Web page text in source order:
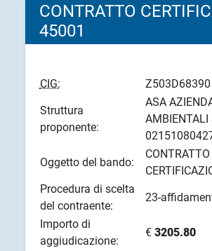
CONTRATTO
45001
CIG:
Z503D68390
Struttura
proponente:
ASA
AMBIENTALI
Oggetto del bando:
CONTRATTO
Procedura di scelta
del contraente:
23-
Importo di
aggiudicazione:
€ 3205.80